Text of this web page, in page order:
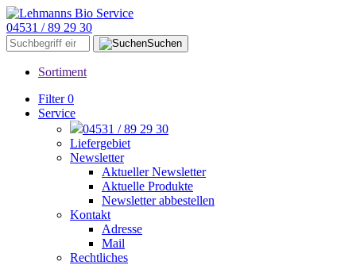
04531 / 89 29 30
Suchen
Sortiment
Filter 0
Service
04531 / 89 29 30
Liefergebiet
Newsletter
Aktueller Newsletter
Aktuelle Produkte
Newsletter abbestellen
Kontakt
Adresse
Mail
Rechtliches